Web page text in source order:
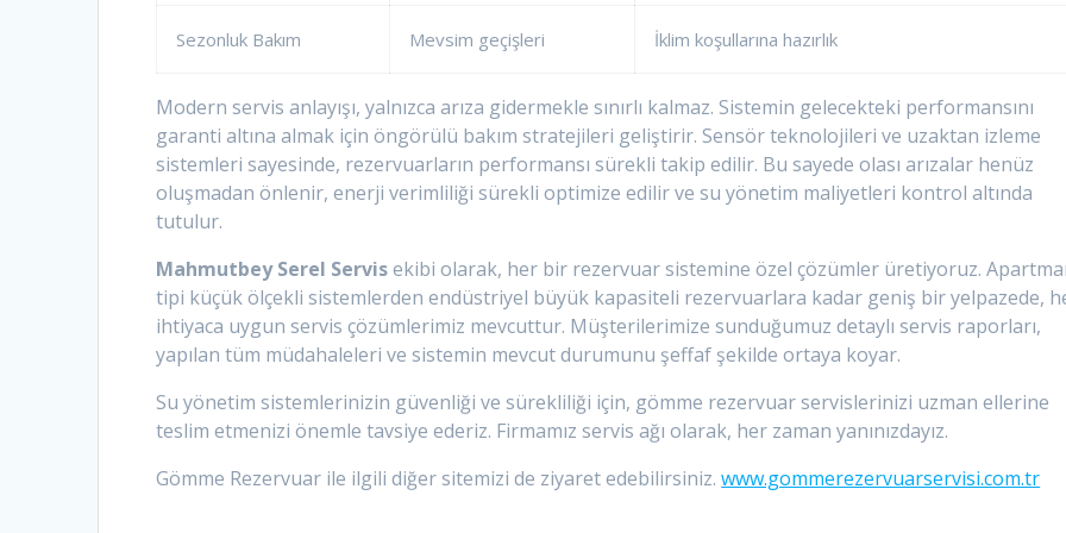
Sezonluk Bakım Mevsim geçişleri İklim koşullarına hazırlık
Modern servis anlayışı, yalnızca arıza gidermekle sınırlı kalmaz. Sistemin gelecekteki performansını
garanti altına almak için öngörülü bakım stratejileri geliştirir. Sensör teknolojileri ve uzaktan izleme
sistemleri sayesinde, rezervuarların performansı sürekli takip edilir. Bu sayede olası arızalar henüz
oluşmadan önlenir, enerji verimliliği sürekli optimize edilir ve su yönetim maliyetleri kontrol altında
tutulur.
Mahmutbey Serel Servisekibi olarak, her bir rezervuar sistemine özel çözümler üretiyoruz.
tipi küçük ölçekli sistemlerden endüstriyel büyük kapasiteli rezervuarlara kadar geniş bir yelpazede,
ihtiyaca uygun servis çözümlerimiz mevcuttur. Müşterilerimize sunduğumuz detaylı servis raporları,
yapılan tüm müdahaleleri ve sistemin mevcut durumunu şeffaf şekilde ortaya koyar.
Su yönetim sistemlerinizin güvenliği ve sürekliliği için, gömme rezervuar servislerinizi uzman ellerine
teslim etmenizi önemle tavsiye ederiz. Firmamız servis ağı olarak, her zaman yanınızdayız.
Gömme Rezervuar ile ilgili diğer sitemizi de ziyaret edebilirsiniz.www.gommerezervuarservisi.com.tr